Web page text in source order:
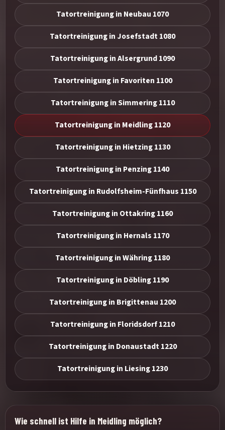
Tatortreinigung in Neubau 1070
Tatortreinigung in Josefstadt 1080
Tatortreinigung in Alsergrund 1090
Tatortreinigung in Favoriten 1100
Tatortreinigung in Simmering 1110
Tatortreinigung in Meidling 1120
Tatortreinigung in Hietzing 1130
Tatortreinigung in Penzing 1140
Tatortreinigung in Rudolfsheim-Fünfhaus 1150
Tatortreinigung in Ottakring 1160
Tatortreinigung in Hernals 1170
Tatortreinigung in Währing 1180
Tatortreinigung in Döbling 1190
Tatortreinigung in Brigittenau 1200
Tatortreinigung in Floridsdorf 1210
Tatortreinigung in Donaustadt 1220
Tatortreinigung in Liesing 1230
Wie schnell ist Hilfe in Meidling möglich?